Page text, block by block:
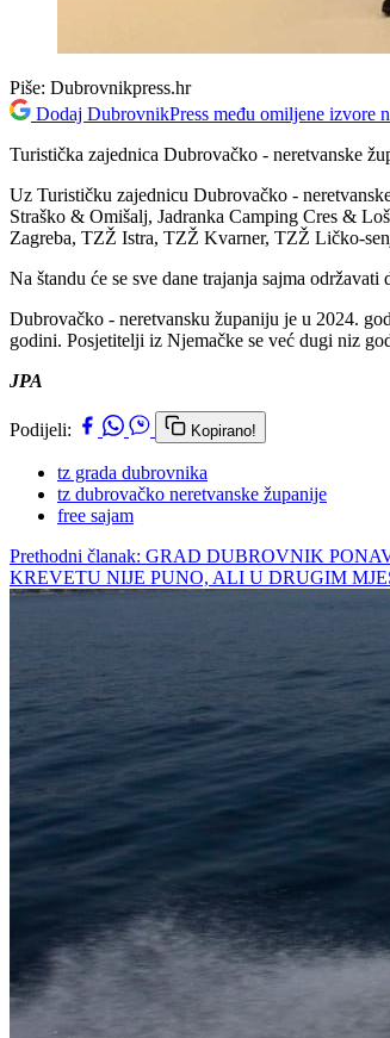
Piše: Dubrovnikpress.hr
Dodaj DubrovnikPress među omiljene izvore
Turistička zajednica Dubrovačko - neretvanske
Uz Turističku zajednicu Dubrovačko -
Straško & Omišalj, Jadranka Camping Cres &
Zagreba, TZŽ Istra, TZŽ Kvarner, TZŽ Ličko-
Na štandu će se sve dane trajanja sajma
Dubrovačko - neretvansku županiju je u 2024.
godini. Posjetitelji iz Njemačke se već dugi niz
JPA
Podijeli: Kopirano!
tz grada dubrovnika
tz dubrovačko neretvanske županije
free sajam
Prethodni članak: GRAD DUBROVNIK
KREVETU NIJE PUNO, ALI U DRUGIM